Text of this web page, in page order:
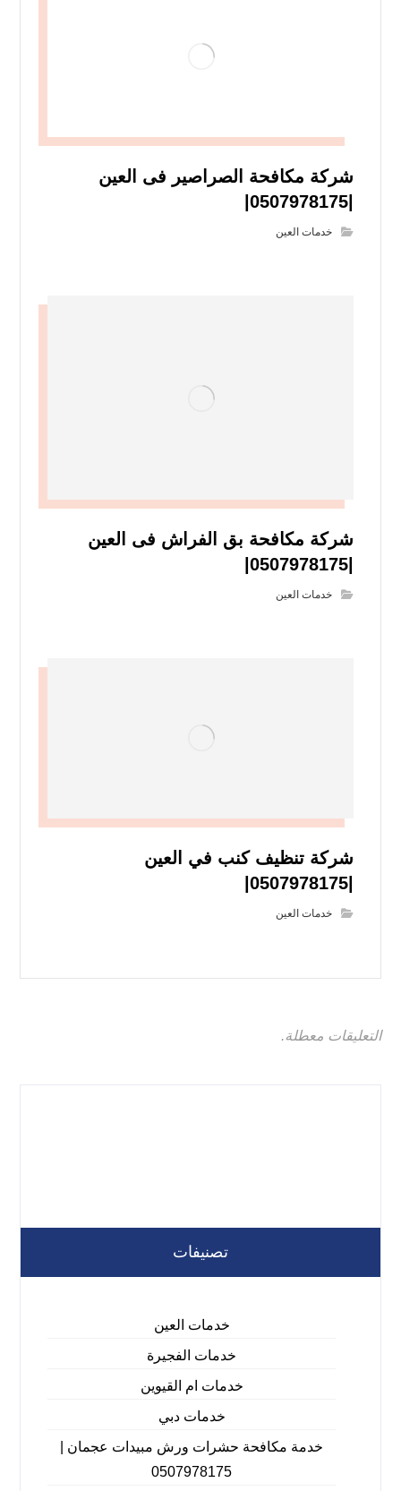
شركة مكافحة الصراصير فى العين
|0507978175|
خدمات العين
شركة مكافحة بق الفراش فى العين
|0507978175|
خدمات العين
شركة تنظيف كنب في العين
|0507978175|
خدمات العين
التعليقات معطلة.
تصنيفات
خدمات العين
خدمات الفجيرة
خدمات ام القيوين
خدمات دبي
خدمة مكافحة حشرات ورش مبيدات عجمان |
0507978175